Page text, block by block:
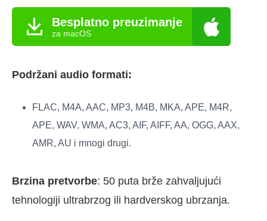
Besplatno preuzimanje
za macOS
Podržani audio formati:
FLAC, M4A, AAC, MP3, M4B, MKA, APE, M4R,
APE, WAV, WMA, AC3, AIF, AIFF, AA, OGG, AAX,
AMR, AU i mnogi drugi.
Brzina pretvorbe: 50 puta brže zahvaljujući
tehnologiji ultrabrzog ili hardverskog ubrzanja.